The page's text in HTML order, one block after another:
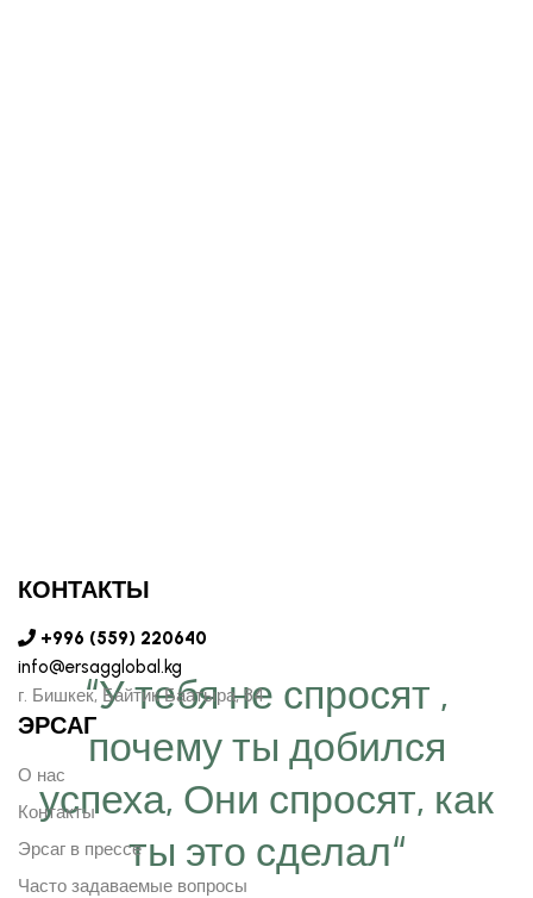
“У тебя не спросят ,
почему ты добился
успеха, Они спросят, как
ты это сделал“
КОНТАКТЫ
+996 (559) 220640
info@ersagglobal.kg
г. ​Бишкек, Байтик Баатыра, 84
ЭРСАГ
О нас
Контакты
Эрсаг в прессе
Часто задаваемые вопросы